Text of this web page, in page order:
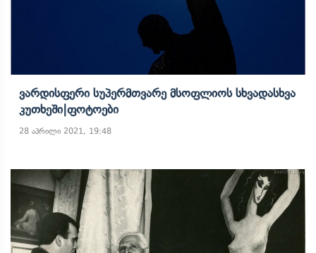
Ვარდისფერი Სუპერმთვარე Მსოფლიოს Სხვადასხვა
Კუთხეში|ფოტოები
28 აპრილი 2021, 19:48